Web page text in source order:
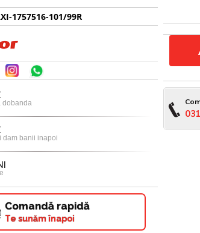
1757516-101/99R
dobanda
dam banii inapoi
Comandă rapidă
Te sunăm înapoi